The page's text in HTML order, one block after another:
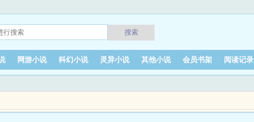
搜索
网游小说 科幻小说 灵异小说 其他小说 会员书架 阅读记录